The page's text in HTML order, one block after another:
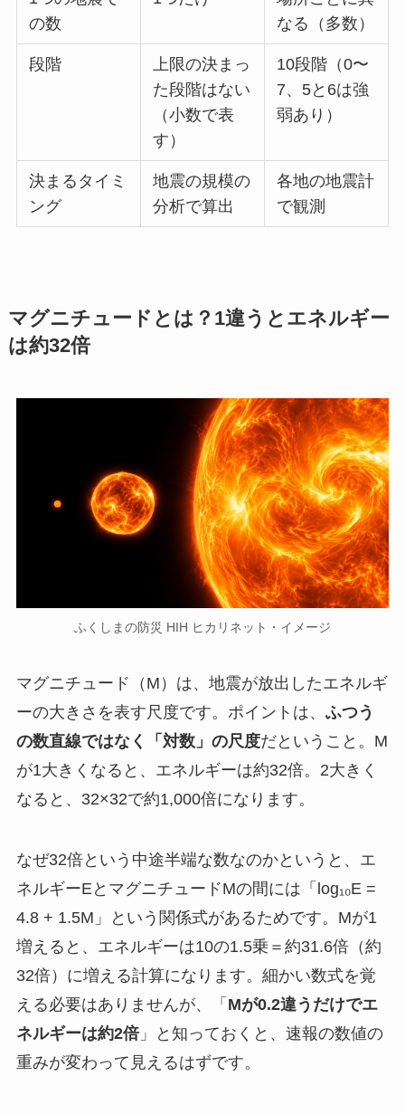
の数
なる（多数）
段階
上限の決まっ
た段階はない
（小数で表
す）
10段階（0〜
7、5と6は強
弱あり）
決まるタイミ
ング
地震の規模の
分析で算出
各地の地震計
で観測
マグニチュードとは？1違うとエネルギー
は約32倍
ふくしまの防災 HIH ヒカリネット・イメージ
マグニチュード（M）は、地震が放出したエネルギ
ーの大きさを表す尺度です。ポイントは、 ふつう
の数直線ではなく「対数」の尺度だということ。M
が1大きくなると、エネルギーは約32倍。2大きく
なると、32×32で約1,000倍になります。
なぜ32倍という中途半端な数なのかというと、エ
ネルギーEとマグニチュードMの間には「log₁₀E =
4.8 + 1.5M」という関係式があるためです。Mが1
増えると、エネルギーは10の1.5乗＝約31.6倍（約
32倍）に増える計算になります。細かい数式を覚
える必要はありませんが、「 Mが0.2違うだけでエ
ネルギーは約2倍」と知っておくと、速報の数値の
重みが変わって見えるはずです。